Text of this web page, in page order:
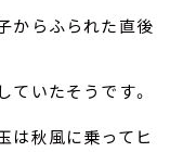
からふられた直後
いたそうです。
は秋風に乗ってヒ